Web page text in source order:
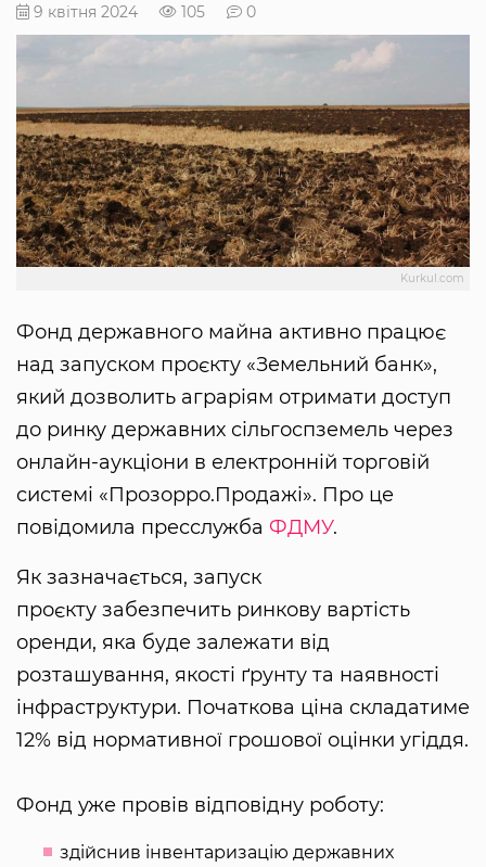
9 квітня 2024 105 0
Kurkul.com
Фонд державного майна активно працює
над запуском проєкту «Земельний банк»,
який дозволить аграріям отримати доступ
до ринку державних сільгоспземель через
онлайн-аукціони в електронній торговій
системі «Прозорро.Продажі». Про це
повідомила пресслужба ФДМУ.
Як зазначається, запуск
проєкту забезпечить ринкову вартість
оренди, яка буде залежати від
розташування, якості ґрунту та наявності
інфраструктури. Початкова ціна складатиме
12% від нормативної грошової оцінки угіддя.
Фонд уже провів відповідну роботу:
здійснив інвентаризацію державних